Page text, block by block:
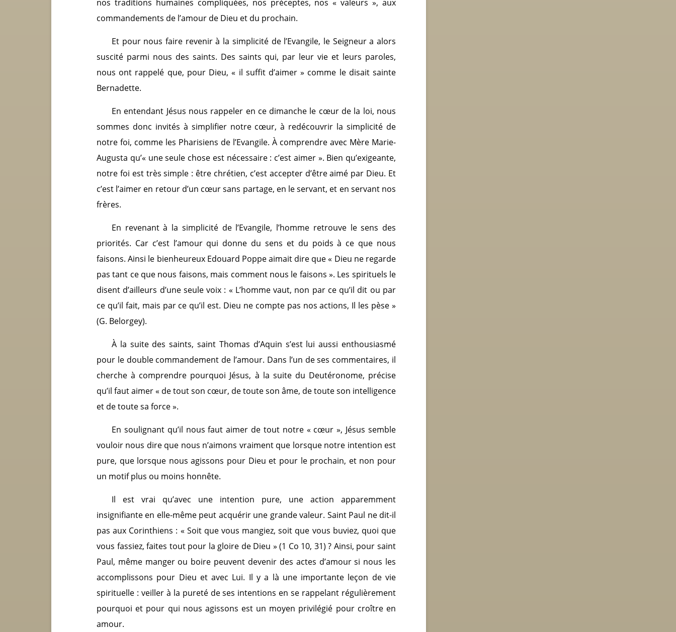
nos traditions humaines compliquées, nos préceptes, nos « valeurs », aux
commandements de l’amour de Dieu et du prochain.
Et pour nous faire revenir à la simplicité de l’Evangile, le Seigneur a alors
suscité parmi nous des saints. Des saints qui, par leur vie et leurs paroles,
nous ont rappelé que, pour Dieu, « il suffit d’aimer » comme le disait sainte
Bernadette.
En entendant Jésus nous rappeler en ce dimanche le cœur de la loi, nous
sommes donc invités à simplifier notre cœur, à redécouvrir la simplicité de
notre foi, comme les Pharisiens de l’Evangile. À comprendre avec Mère Marie-
Augusta qu’« une seule chose est nécessaire : c’est aimer ». Bien qu’exigeante,
notre foi est très simple : être chrétien, c’est accepter d’être aimé par Dieu. Et
c’est l’aimer en retour d’un cœur sans partage, en le servant, et en servant nos
frères.
En revenant à la simplicité de l’Evangile, l’homme retrouve le sens des
priorités. Car c’est l’amour qui donne du sens et du poids à ce que nous
faisons. Ainsi le bienheureux Edouard Poppe aimait dire que « Dieu ne regarde
pas tant ce que nous faisons, mais comment nous le faisons ». Les spirituels le
disent d’ailleurs d’une seule voix : « L’homme vaut, non par ce qu’il dit ou par
ce qu’il fait, mais par ce qu’il est. Dieu ne compte pas nos actions, Il les pèse »
(G. Belorgey).
À la suite des saints, saint Thomas d’Aquin s’est lui aussi enthousiasmé
pour le double commandement de l’amour. Dans l’un de ses commentaires, il
cherche à comprendre pourquoi Jésus, à la suite du Deutéronome, précise
qu’il faut aimer « de tout son cœur, de toute son âme, de toute son intelligence
et de toute sa force ».
En soulignant qu’il nous faut aimer de tout notre « cœur », Jésus semble
vouloir nous dire que nous n’aimons vraiment que lorsque notre intention est
pure, que lorsque nous agissons pour Dieu et pour le prochain, et non pour
un motif plus ou moins honnête.
Il est vrai qu’avec une intention pure, une action apparemment
insignifiante en elle-même peut acquérir une grande valeur. Saint Paul ne dit-il
pas aux Corinthiens : « Soit que vous mangiez, soit que vous buviez, quoi que
vous fassiez, faites tout pour la gloire de Dieu » (1 Co 10, 31) ? Ainsi, pour saint
Paul, même manger ou boire peuvent devenir des actes d’amour si nous les
accomplissons pour Dieu et avec Lui. Il y a là une importante leçon de vie
spirituelle : veiller à la pureté de ses intentions en se rappelant régulièrement
pourquoi et pour qui nous agissons est un moyen privilégié pour croître en
amour.